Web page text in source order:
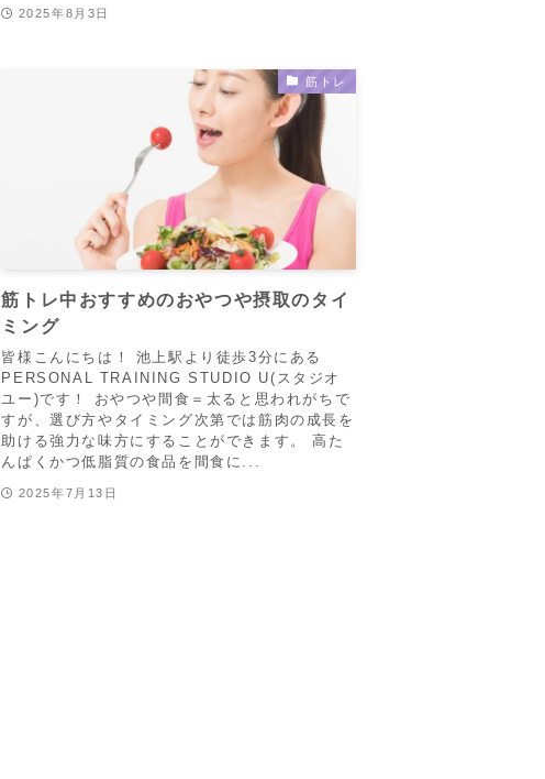
2025年8月3日
筋トレ
筋トレ中おすすめのおやつや摂取のタイ
ミング
皆様こんにちは！ 池上駅より徒歩3分にある
PERSONAL TRAINING STUDIO U(スタジオ
ユー)です！ おやつや間食＝太ると思われがちで
すが、選び方やタイミング次第では筋肉の成長を
助ける強力な味方にすることができます。 高た
んぱくかつ低脂質の食品を間食に...
2025年7月13日